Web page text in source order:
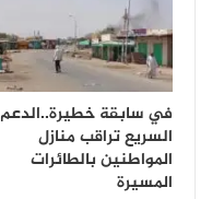
في سابقة خطيرة..الدعم
السريع تراقب منازل
المواطنين بالطائرات
المسيرة